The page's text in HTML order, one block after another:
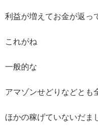
利益が増えてお金が返っ
これがね
一般的な
アマゾンせどりなどとも
ほかの稼げていないだま